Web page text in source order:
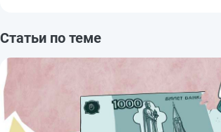
Статьи по теме